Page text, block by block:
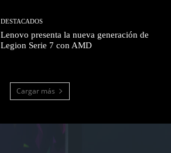
DESTACADOS
Lenovo presenta la nueva generación de
Legion Serie 7 con AMD
Cargar más